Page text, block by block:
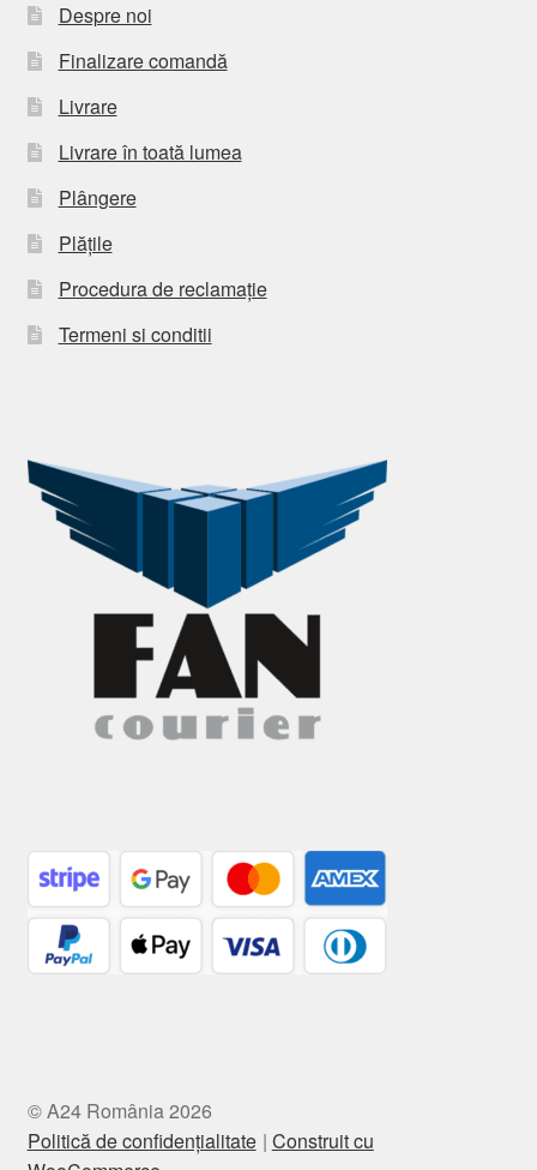
Despre noi
Finalizare comandă
Livrare
Livrare în toată lumea
Plângere
Plățile
Procedura de reclamație
Termeni si conditii
© A24 România 2026
Politică de confidențialitate Construit cu